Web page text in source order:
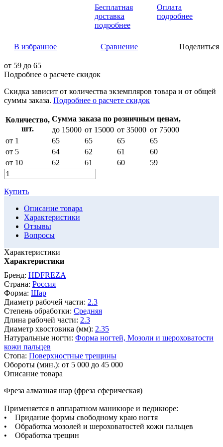
Бесплатная
доставка
подробнее
Оплата
подробнее
В избранное Сравнение Поделиться
Характеристики
Характеристики
Бренд: HDFREZA
Страна: Россия
Форма: Шар
Диаметр рабочей части: 2.3
Степень обработки: Средняя
Длина рабочей части: 2.3
Диаметр хвостовика (мм): 2.35
Натуральные ногти: Форма ногтей, Мозоли и шероховатости
кожи пальцев
Стопа: Поверхностные трещины
Обороты (мин.): от 5 000 до 45 000
от 59 до 65
Подробнее о расчете скидок
Скидка зависит от количества экземпляров товара и от общей
суммы заказа. Подробнее о расчете скидок
Количество,
шт.
Сумма заказа по розничным ценам,
до 15000 от 15000 от 35000 от 75000
от 1
65 65 65
65
от 5
64 62 61
60
от 10
62 61 60 59
Купить
Описание товара
Характеристики
Отзывы
Вопросы
Описание товара
Фреза алмазная шар (фреза сферическая)
Применяется в аппаратном маникюре и педикюре:
• Придание формы свободному краю ногтя
• Обработка мозолей и шероховатостей кожи пальцев
• Обработка трещин